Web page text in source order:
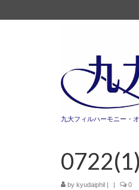
九大フィルハーモニー・
0722(1)
by kyudaiphil | | 0